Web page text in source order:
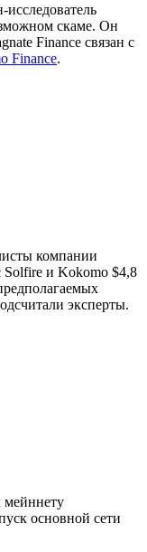
исследователь
скаме. Он
Finance связан с
Finance.
компании
Solfire и Kokomo $4,8
эксперты.
мейннету
основной сети